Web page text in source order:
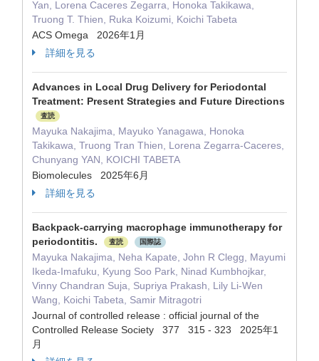
Yan, Lorena Caceres Zegarra, Honoka Takikawa,
Truong T. Thien, Ruka Koizumi, Koichi Tabeta
ACS Omega 2026年1月
詳細を見る
Advances in Local Drug Delivery for Periodontal
Treatment: Present Strategies and Future Directions
査読
Mayuka Nakajima, Mayuko Yanagawa, Honoka
Takikawa, Truong Tran Thien, Lorena Zegarra-Caceres,
Chunyang YAN, KOICHI TABETA
Biomolecules 2025年6月
詳細を見る
Backpack-carrying macrophage immunotherapy for
periodontitis.
査読 国際誌
Mayuka Nakajima, Neha Kapate, John R Clegg, Mayumi
Ikeda-Imafuku, Kyung Soo Park, Ninad Kumbhojkar,
Vinny Chandran Suja, Supriya Prakash, Lily Li-Wen
Wang, Koichi Tabeta, Samir Mitragotri
Journal of controlled release : official journal of the
Controlled Release Society 377 315 - 323 2025年1
月